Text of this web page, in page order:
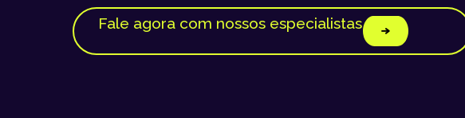
Fale agora com nossos especialistas